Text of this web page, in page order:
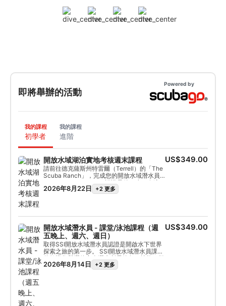
即將舉辦的活動
Powered by
我的課程
初學者
我的課程
進階
開放水域湖泊實地考核週末課程
請前往德克薩斯州特雷爾（Terrell）的「The
Scuba Ranch」，完成您的開放水域潛水員
（Open Water Diver）認證最後一步。在這
個週末期間，您將在 SSI 教練的指導下完成必
The Scuba Shop 預訂的任何租用裝備。成功
完成結業潛水後，您將獲得 SSI 開放水域潛水
員認證。
2026年8月22日 +2 更多
US$349.00
開放水域潛水員 - 課堂/泳池課程（週
五晚上、週六、週日）
取得SSI開放水域潛水員認證是開啟水下世界
探索之旅的第一步。 SSI開放水域潛水員課程
將教導您與潛伴安全潛水所需的各項技能。報
名參加SSI開放水域潛水員課程，您必須年滿
2026年8月14日 +2 更多
US$349.00